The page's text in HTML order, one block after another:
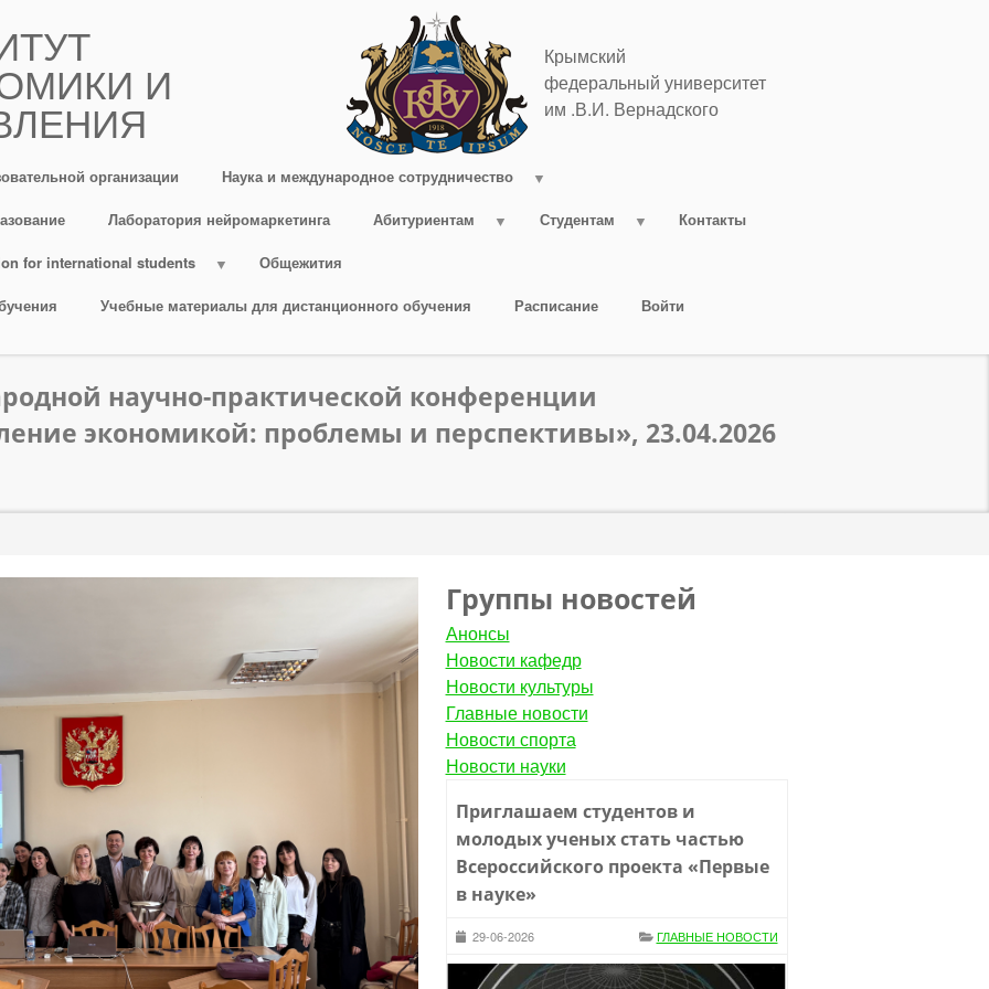
И
Крымский
федеральный университет
им .В.И. Вернадского
организации Наука и международное сотрудничество
Лаборатория нейромаркетинга Абитуриентам Студентам Контакты
for international students Общежития
Учебные материалы для дистанционного обучения Расписание Войти
научно-практической конференции
экономикой: проблемы и перспективы», 23.04.2026
Группы новостей
Анонсы
Новости кафедр
Новости культуры
Главные новости
Новости спорта
Новости науки
Приглашаем студентов и
молодых ученых стать частью
Всероссийского проекта «Первые
в науке»
29-06-2026 ГЛАВНЫЕ НОВОСТИ